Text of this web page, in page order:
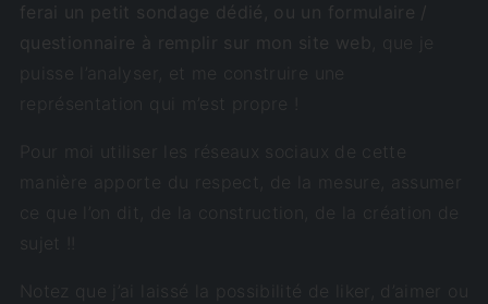
ferai un petit sondage dédié, ou un formulaire /
questionnaire à remplir sur mon site web , que je
puisse l’analyser, et me construire une
représentation qui m’est propre !
Pour moi utiliser les réseaux sociaux de cette
manière apporte du respect, de la mesure, assumer
ce que l’on dit, de la construction, de la création de
sujet !!
Notez que j’ai laissé la possibilité de liker, d’aimer ou